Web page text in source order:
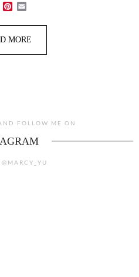
Facebook
Pinterest
MORE
FOLLOW ME ON